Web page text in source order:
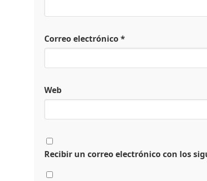
Correo electrónico*
Web
Recibir un correo electrónico con los